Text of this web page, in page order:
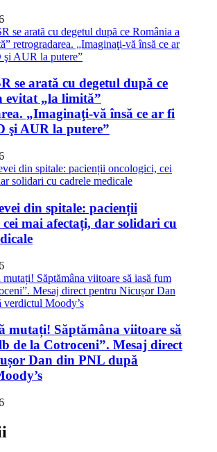
se arată cu degetul după ce
evitat „la limită”
„Imaginaţi-vă însă ce ar fi
şi AUR la putere”
din spitale: pacienții
mai afectați, dar solidari cu
mutați! Săptămâna viitoare să
de la Cotroceni”. Mesaj direct
Dan din PNL după